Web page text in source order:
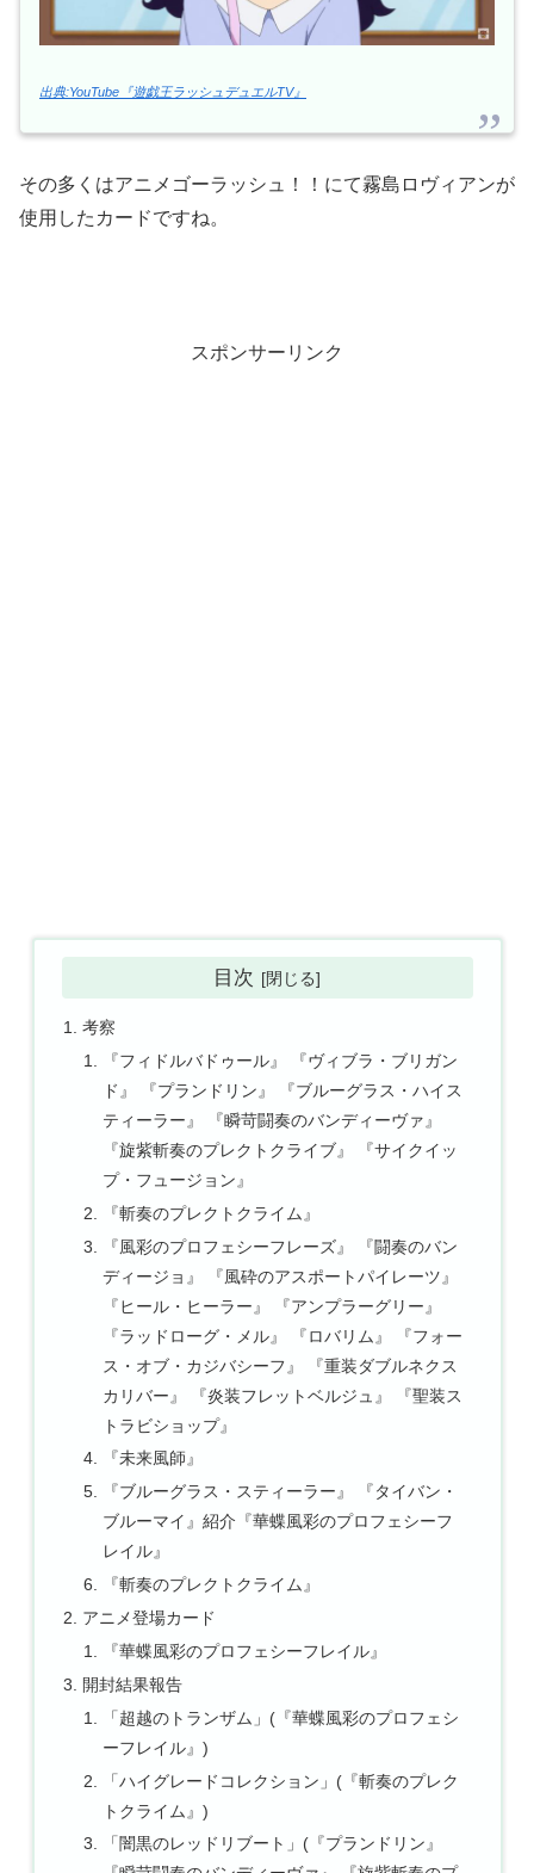
出典:YouTube『遊戯王ラッシュデュエルTV』
その多くはアニメゴーラッシュ！！にて霧島ロヴィアンが
使用したカードですね。
スポンサーリンク
目次
考察
『フィドルバドゥール』 『ヴィブラ・ブリガン
ド』 『プランドリン』 『ブルーグラス・ハイス
ティーラー』 『瞬苛闘奏のバンディーヴァ』
『旋紫斬奏のプレクトクライブ』 『サイクイッ
プ・フュージョン』
『斬奏のプレクトクライム』
『風彩のプロフェシーフレーズ』 『闘奏のバン
ディージョ』 『風砕のアスポートパイレーツ』
『ヒール・ヒーラー』 『アンプラーグリー』
『ラッドローグ・メル』 『ロバリム』 『フォー
ス・オブ・カジバシーフ』 『重装ダブルネクス
カリバー』 『炎装フレットベルジュ』 『聖装ス
トラビショップ』
『未来風師』
『ブルーグラス・スティーラー』 『タイバン・
ブルーマイ』紹介『華蝶風彩のプロフェシーフ
レイル』
『斬奏のプレクトクライム』
アニメ登場カード
『華蝶風彩のプロフェシーフレイル』
開封結果報告
「超越のトランザム」(『華蝶風彩のプロフェシ
ーフレイル』)
「ハイグレードコレクション」(『斬奏のプレク
トクライム』)
「闇黒のレッドリブート」(『プランドリン』